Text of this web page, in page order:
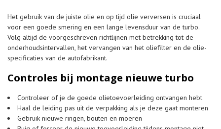
Het gebruik van de juiste olie en op tijd olie verversen is cruciaal
voor een goede smering en een lange levensduur van de turbo.
Volg altijd de voorgeschreven richtlijnen met betrekking tot de
onderhoudsintervallen, het vervangen van het oliefilter en de olie-
specificaties van de autofabrikant.
Controles bij montage nieuwe turbo
Controleer of je de goede olietoevoerleiding ontvangen hebt
Haal de leiding pas uit de verpakking als je deze gaat monteren
Gebruik nieuwe ringen, bouten en moeren